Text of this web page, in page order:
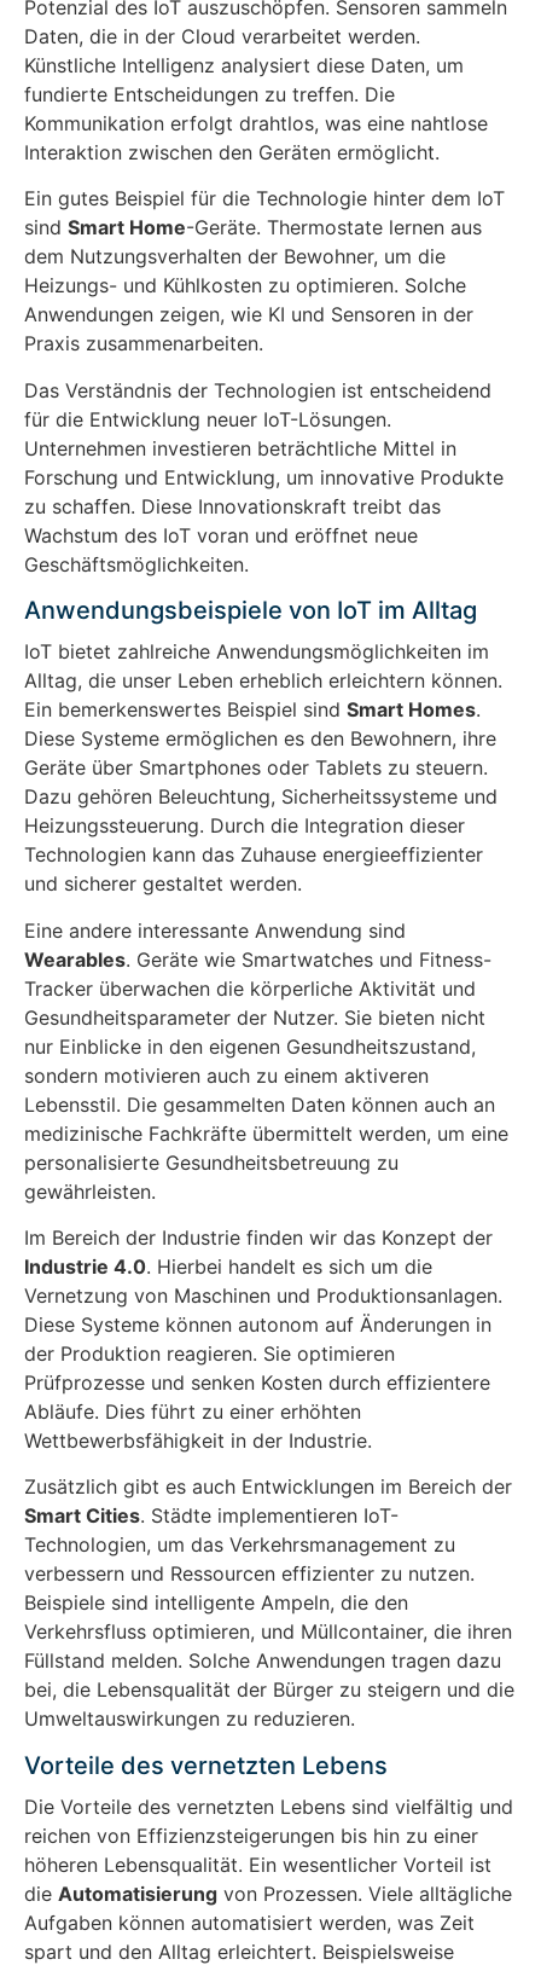
Potenzial des IoT auszuschöpfen. Sensoren sammeln
Daten, die in der Cloud verarbeitet werden.
Künstliche Intelligenz analysiert diese Daten, um
fundierte Entscheidungen zu treffen. Die
Kommunikation erfolgt drahtlos, was eine nahtlose
Interaktion zwischen den Geräten ermöglicht.
Ein gutes Beispiel für die Technologie hinter dem IoT
sind Smart Home-Geräte. Thermostate lernen aus
dem Nutzungsverhalten der Bewohner, um die
Heizungs- und Kühlkosten zu optimieren. Solche
Anwendungen zeigen, wie KI und Sensoren in der
Praxis zusammenarbeiten.
Das Verständnis der Technologien ist entscheidend
für die Entwicklung neuer IoT-Lösungen.
Unternehmen investieren beträchtliche Mittel in
Forschung und Entwicklung, um innovative Produkte
zu schaffen. Diese Innovationskraft treibt das
Wachstum des IoT voran und eröffnet neue
Geschäftsmöglichkeiten.
Anwendungsbeispiele von IoT im Alltag
IoT bietet zahlreiche Anwendungsmöglichkeiten im
Alltag, die unser Leben erheblich erleichtern können.
Ein bemerkenswertes Beispiel sind Smart Homes.
Diese Systeme ermöglichen es den Bewohnern, ihre
Geräte über Smartphones oder Tablets zu steuern.
Dazu gehören Beleuchtung, Sicherheitssysteme und
Heizungssteuerung. Durch die Integration dieser
Technologien kann das Zuhause energieeffizienter
und sicherer gestaltet werden.
Eine andere interessante Anwendung sind
Wearables. Geräte wie Smartwatches und Fitness-
Tracker überwachen die körperliche Aktivität und
Gesundheitsparameter der Nutzer. Sie bieten nicht
nur Einblicke in den eigenen Gesundheitszustand,
sondern motivieren auch zu einem aktiveren
Lebensstil. Die gesammelten Daten können auch an
medizinische Fachkräfte übermittelt werden, um eine
personalisierte Gesundheitsbetreuung zu
gewährleisten.
Im Bereich der Industrie finden wir das Konzept der
Industrie 4.0. Hierbei handelt es sich um die
Vernetzung von Maschinen und Produktionsanlagen.
Diese Systeme können autonom auf Änderungen in
der Produktion reagieren. Sie optimieren
Prüfprozesse und senken Kosten durch effizientere
Abläufe. Dies führt zu einer erhöhten
Wettbewerbsfähigkeit in der Industrie.
Zusätzlich gibt es auch Entwicklungen im Bereich der
Smart Cities. Städte implementieren IoT-
Technologien, um das Verkehrsmanagement zu
verbessern und Ressourcen effizienter zu nutzen.
Beispiele sind intelligente Ampeln, die den
Verkehrsfluss optimieren, und Müllcontainer, die ihren
Füllstand melden. Solche Anwendungen tragen dazu
bei, die Lebensqualität der Bürger zu steigern und die
Umweltauswirkungen zu reduzieren.
Vorteile des vernetzten Lebens
Die Vorteile des vernetzten Lebens sind vielfältig und
reichen von Effizienzsteigerungen bis hin zu einer
höheren Lebensqualität. Ein wesentlicher Vorteil ist
die Automatisierung von Prozessen. Viele alltägliche
Aufgaben können automatisiert werden, was Zeit
spart und den Alltag erleichtert. Beispielsweise